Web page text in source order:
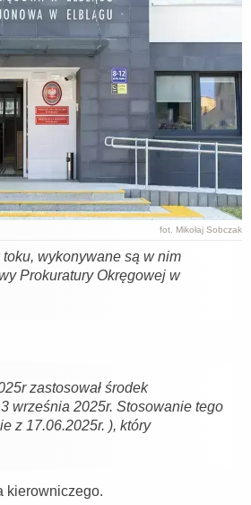
fot. Mikołaj Sobczak
wykonywane są w nim
Prokuratury Okręgowej w
zastosował środek
września 2025r. Stosowanie tego
z 17.06.2025r. ), który
kierowniczego.